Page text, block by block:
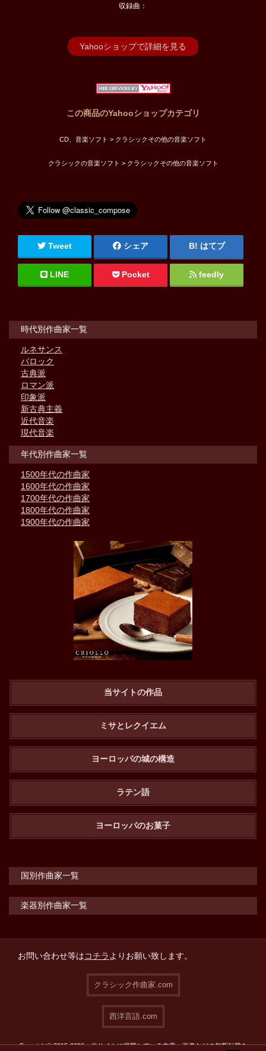
収録曲：
Yahooショップで詳細を見る
この商品のYahooショップカテゴリ
CD、音楽ソフト > クラシックその他の音楽ソフト
クラシックの音楽ソフト > クラシックその他の音楽ソフト
Tweet シェア はてブ
LINE Pocket feedly
時代別作曲家一覧
ルネサンス
バロック
古典派
ロマン派
印象派
新古典主義
近代音楽
現代音楽
年代別作曲家一覧
1500年代の作曲家
1600年代の作曲家
1700年代の作曲家
1800年代の作曲家
1900年代の作曲家
当サイトの作品
ミサとレクイエム
ヨーロッパの城の構造
ラテン語
ヨーロッパのお菓子
国別作曲家一覧
楽器別作曲家一覧
お問い合わせ等はコチラよりお願い致します。
クラシック作曲家.com
西洋言語.com
Copyright© 2015-2026 当サイトに掲載している文章・画像などの無断転載を